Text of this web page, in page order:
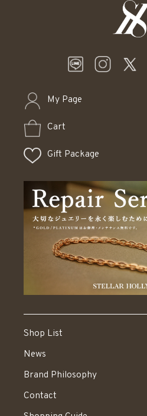
My Page
Cart
Gift Package
Shop List
News
Brand Philosophy
Contact